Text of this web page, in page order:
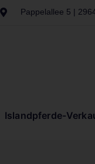
Pappelallee 5 |
Islandpferde-